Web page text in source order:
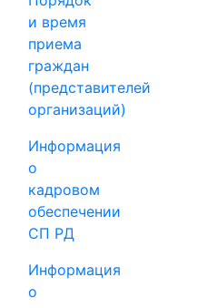
и время
приема
граждан
(представителей
организаций)
Информация
о
кадровом
обеспечении
СП РД
Информация
о